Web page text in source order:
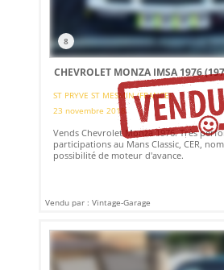
8
CHEVROLET MONZA IMSA 1976
ST PRYVE ST MESMIN (FRANCE)
23 novembre 2018
Vends Chevrolet Monza 1976. Très
participations au Mans Classic, CER,
possibilité de moteur d'avance.
Vendu par : Vintage-Garage